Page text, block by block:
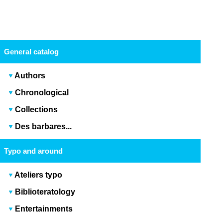
General catalog
Authors
Chronological
Collections
Des barbares...
Typo and around
Ateliers typo
Biblioteratology
Entertainments